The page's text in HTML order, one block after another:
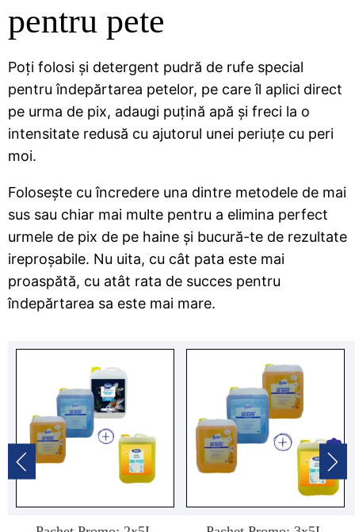
pentru pete
Poți folosi și detergent pudră de rufe special
pentru îndepărtarea petelor, pe care îl aplici direct
pe urma de pix, adaugi puțină apă și freci la o
intensitate redusă cu ajutorul unei periuțe cu peri
moi.
Folosește cu încredere una dintre metodele de mai
sus sau chiar mai multe pentru a elimina perfect
urmele de pix de pe haine și bucură-te de rezultate
ireproșabile. Nu uita, cu cât pata este mai
proaspătă, cu atât rata de succes pentru
îndepărtarea sa este mai mare.